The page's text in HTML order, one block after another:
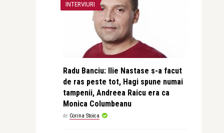
INTERVIURI
Radu Banciu: Ilie Nastase s-a facut
de ras peste tot, Hagi spune numai
tampenii, Andreea Raicu era ca
Monica Columbeanu
de Corina Stoica